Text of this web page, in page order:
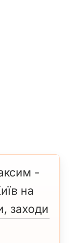
-
на
заходи